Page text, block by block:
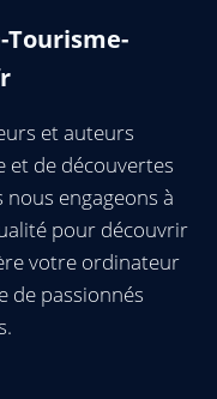
Tourisme-
et auteurs
et de découvertes
engageons à
pour découvrir
votre ordinateur
de passionnés